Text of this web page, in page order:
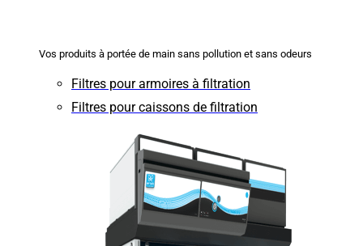
Vos produits à portée de main sans pollution et sans odeurs
Filtres pour armoires à filtration
Filtres pour caissons de filtration